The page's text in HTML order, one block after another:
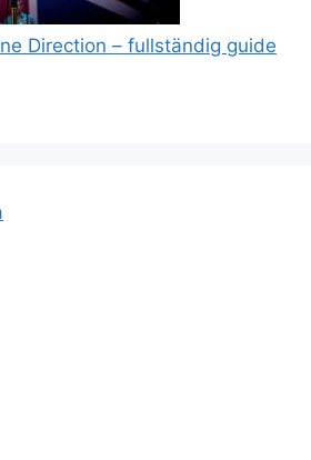
Direction – fullständig guide